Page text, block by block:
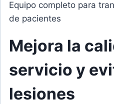
Equipo completo para
de pacientes
Mejora la
servicio y
lesiones